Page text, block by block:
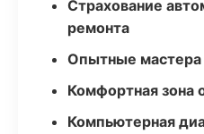
Страхование
ремонта
Опытные мастера
Комфортная зона
Компьютерная